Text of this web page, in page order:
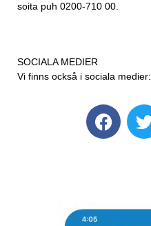
soita puh 0200-710 00.
SOCIALA MEDIER
Vi finns också i sociala medier: